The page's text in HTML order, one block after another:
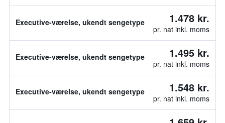
Executive-værelse, ukendt sengetype 1.478 kr.
pr. nat inkl. moms
Executive-værelse, ukendt sengetype 1.495 kr.
pr. nat inkl. moms
Executive-værelse, ukendt sengetype 1.548 kr.
pr. nat inkl. moms